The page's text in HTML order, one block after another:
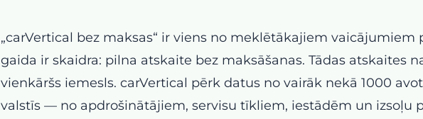
„carVertical bez maksas“ ir viens no meklētākajiem vaicājumiem
gaida ir skaidra: pilna atskaite bez maksāšanas. Tādas atskaites
vienkāršs iemesls. carVertical pērk datus no vairāk nekā 1000
valstīs — no apdrošinātājiem, servisu tīkliem, iestādēm un izsoļu